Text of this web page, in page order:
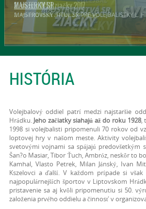
MAJSTERKY SR
MAJSTROVSKÝ TITUL SR PRE VOLEJBALISTKY L.
2. miesto MSR ziačky 2017
2. miesto MSR ziačky 2017Viac
HISTÓRIA
Volejbalový oddiel patrí medzi najstaršie
Hrádku. Jeho začiatky siahajú až do roku 1928,
1998 si volejbalisti pripomenuli 70 rokov od
loptovej hry v našom meste. Aktivity
svetovými vojnami sa spájajú predovšetkým
Šan?o Masiar, Tibor Ťuch, Ambróz, neskôr to
Kamhal, Vlasto Petrek, Milan Jánský, Ivan
Kszelovci a ďalší. V každom prípade si
najpopulárnejších športov v Liptovskom
pristavenie sa aj kvôli pripomenutiu si 50.
založenia prvého oddielu a činnosť v